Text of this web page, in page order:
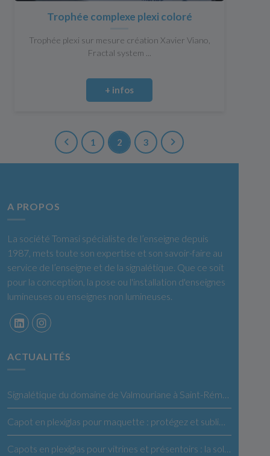
Trophée complexe plexi coloré
Trophée plexi sur mesure création Xavier Viano,
Fractal system ...
+ infos
1 2 3
A PROPOS
La société Tomasi spécialiste de l’enseigne depuis
1987, mets toute son expertise et son savoir-faire au
service de l’enseigne et de la signalétique. Que ce soit
pour la conception, la pose ou l'installation d'enseignes
lumineuses ou enseignes non lumineuses.
ACTUALITÉS
Signalétique du domaine de Valmouriane à Saint-Rémy de Provence
Capot en plexiglas pour maquette : protégez et sublimez vos créations
Capots en plexiglas pour vitrines et présentoirs : la solution idéale pour vos produits